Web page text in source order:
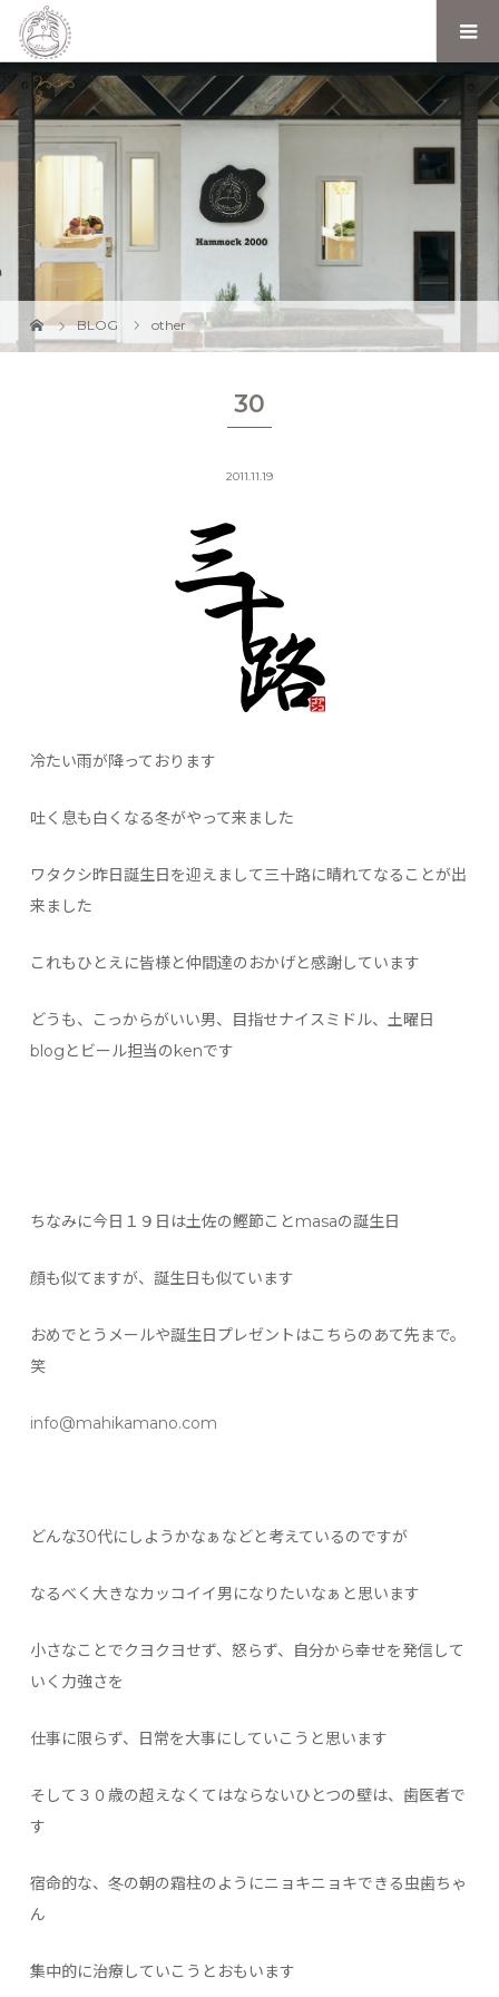
BLOG other
30
2011.11.19
冷たい雨が降っております
吐く息も白くなる冬がやって来ました
ワタクシ昨日誕生日を迎えまして三十路に晴れてなることが出
来ました
これもひとえに皆様と仲間達のおかげと感謝しています
どうも、こっからがいい男、目指せナイスミドル、土曜日
blogとビール担当のkenです
ちなみに今日１９日は土佐の鰹節ことmasaの誕生日
顔も似てますが、誕生日も似ています
おめでとうメールや誕生日プレゼントはこちらのあて先まで。
笑
info@mahikamano.com
どんな30代にしようかなぁなどと考えているのですが
なるべく大きなカッコイイ男になりたいなぁと思います
小さなことでクヨクヨせず、怒らず、自分から幸せを発信して
いく力強さを
仕事に限らず、日常を大事にしていこうと思います
そして３０歳の超えなくてはならないひとつの壁は、歯医者で
す
宿命的な、冬の朝の霜柱のようにニョキニョキできる虫歯ちゃ
ん
集中的に治療していこうとおもいます